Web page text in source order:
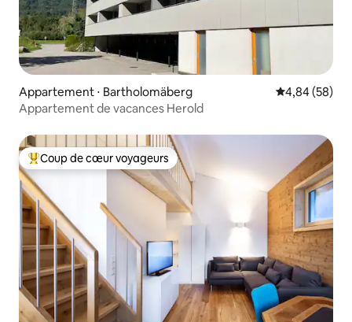
Appartement ⋅ Bartholomäberg Évaluation
4,84 (58)
Appartement de vacances Herold
Coups de cœur voyageurs les plus appréciés
Coup de cœur voyageurs